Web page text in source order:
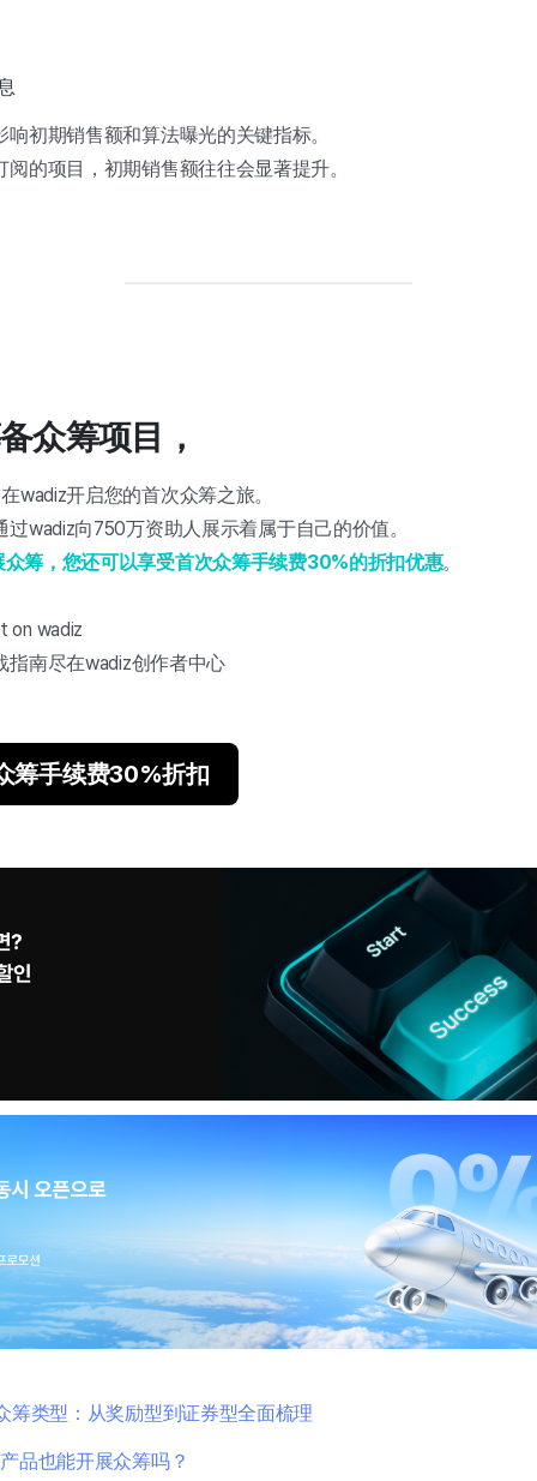
初期销售额和算法曝光的关键指标。
的项目，初期销售额往往会显著提升。
众筹项目，
wadiz开启您的首次众筹之旅。
wadiz向750万资助人展示着属于自己的价值。
筹，您还可以享受首次众筹手续费30%的折扣优惠。
on wadiz
指南尽在wadiz创作者中心
筹手续费30%折扣
筹类型：从奖励型到证券型全面梳理
品也能开展众筹吗？